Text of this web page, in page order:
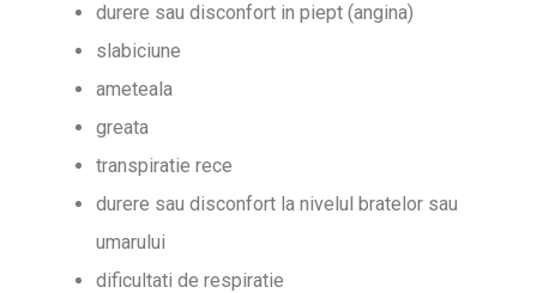
durere sau disconfort in piept (angina)
slabiciune
ameteala
greata
transpiratie rece
durere sau disconfort la nivelul bratelor sau
umarului
dificultati de respiratie